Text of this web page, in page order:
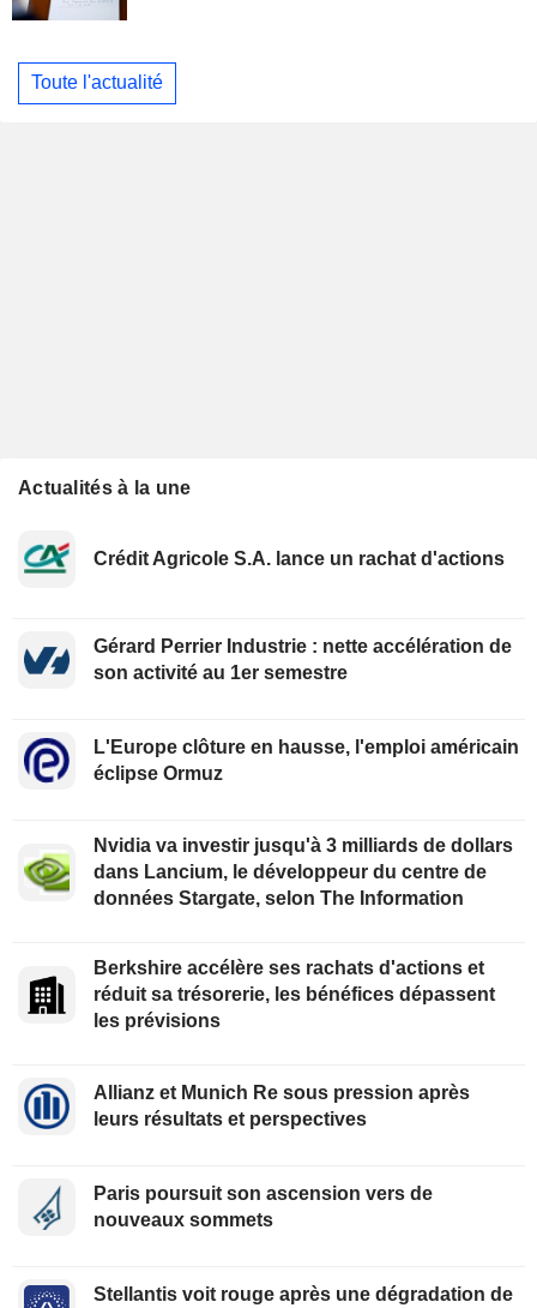
Toute l'actualité
Actualités à la une
Crédit Agricole S.A. lance un rachat d'actions
Gérard Perrier Industrie : nette accélération de
son activité au 1er semestre
L'Europe clôture en hausse, l'emploi américain
éclipse Ormuz
Nvidia va investir jusqu'à 3 milliards de dollars
dans Lancium, le développeur du centre de
données Stargate, selon The Information
Berkshire accélère ses rachats d'actions et
réduit sa trésorerie, les bénéfices dépassent
les prévisions
Allianz et Munich Re sous pression après
leurs résultats et perspectives
Paris poursuit son ascension vers de
nouveaux sommets
Stellantis voit rouge après une dégradation de